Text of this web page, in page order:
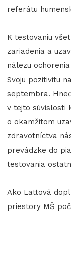
referátu
K testovaniu
zariadenia a
nálezu
Svoju pozitivitu
septembra.
v tejto súvislosti
o okamžitom
zdravotníctva
prevádzke do
testovania
Ako Lattová
priestory MŠ